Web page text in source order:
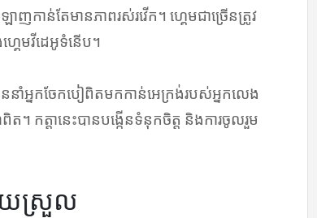
ញកាន់តែមានភាពរស់រវើក។ ហ្គេមជាច្រើនត្រូវ
េមវីដេអូទំនើប។
នាំអ្នកចែកបៀពិតមកកាន់អេក្រង់របស់អ្នកលេង
កត្តានេះបានបង្កើនទំនុកចិត្ត និងការចូលរួម
ាយស្រួល